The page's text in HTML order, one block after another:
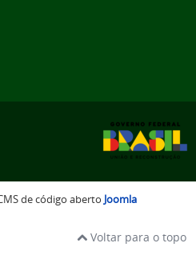
de código aberto Joomla
Voltar para o topo